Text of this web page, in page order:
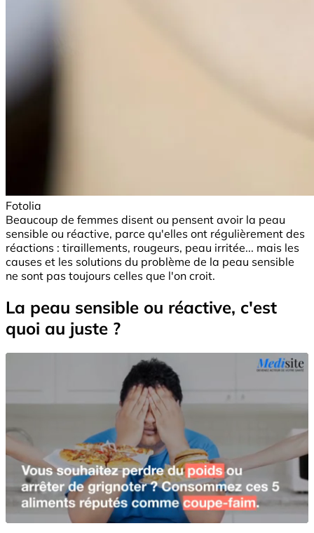
Fotolia
Beaucoup de femmes disent ou pensent avoir la peau
sensible ou réactive, parce qu'elles ont régulièrement des
réactions : tiraillements, rougeurs, peau irritée... mais les
causes et les solutions du problème de la peau sensible
ne sont pas toujours celles que l'on croit.
La peau sensible ou réactive, c'est
quoi au juste ?